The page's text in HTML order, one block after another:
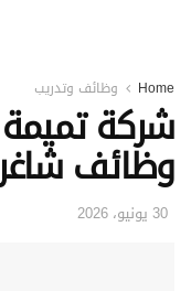
Home وظائف وتدريب
شركة تميمة
وظائف
30 يونيو، 2026